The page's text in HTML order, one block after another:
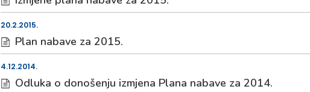
20.2.2015.
Plan nabave za 2015.
4.12.2014.
Odluka o donošenju izmjena Plana nabave za 2014.